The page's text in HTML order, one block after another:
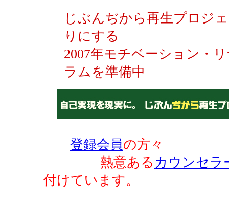
じぶんぢから再生プロジ
りにする
2007年モチベーション・
ラムを準備中
登録会員の方々
熱意ある カウンセラ
付けています。